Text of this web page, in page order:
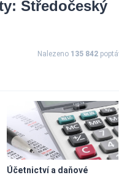
Středočeský
Nalezeno 135 842
Účetnictví a daňové